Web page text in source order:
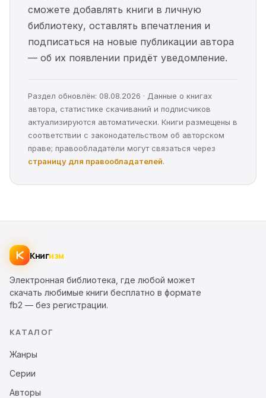
сможете добавлять книги в личную
библиотеку, оставлять впечатления и
подписаться на новые публикации автора
— об их появлении придёт уведомление.
Раздел обновлён: 08.08.2026 · Данные о книгах
автора, статистике скачиваний и подписчиков
актуализируются автоматически. Книги размещены в
соответствии с законодательством об авторском
праве; правообладатели могут связаться через
страницу для правообладателей.
Книгизм
Электронная библиотека, где любой может
скачать любимые книги бесплатно в формате
fb2 — без регистрации.
КАТАЛОГ
Жанры
Серии
Авторы